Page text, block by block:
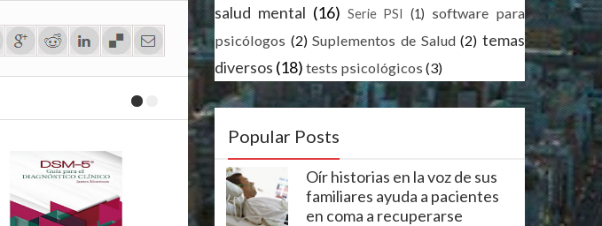
salud mental (16) Serie PSI (1) software para
psicólogos (2) Suplementos de Salud (2) temas
diversos (18) tests psicológicos (3)
Popular Posts
Oír historias en la voz de sus
familiares ayuda a pacientes
en coma a recuperarse